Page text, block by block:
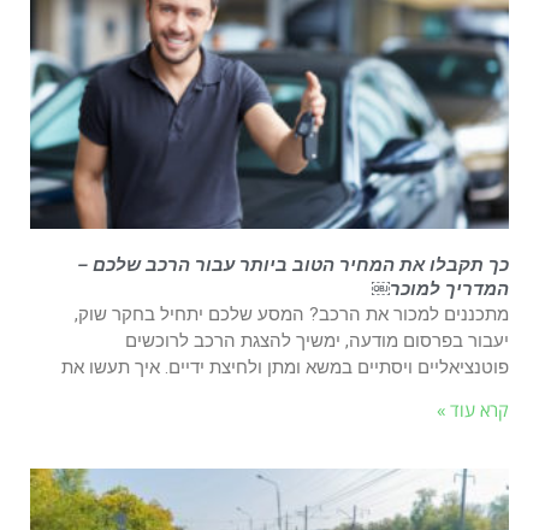
כך תקבלו את המחיר הטוב ביותר עבור הרכב שלכם –
המדריך למוכר￼
מתכננים למכור את הרכב? המסע שלכם יתחיל בחקר שוק,
יעבור בפרסום מודעה, ימשיך להצגת הרכב לרוכשים
פוטנציאליים ויסתיים במשא ומתן ולחיצת ידיים. איך תעשו את
קרא עוד »